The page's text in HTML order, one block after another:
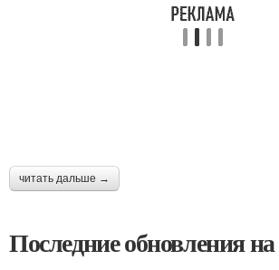
читать дальше →
Последние обновления на